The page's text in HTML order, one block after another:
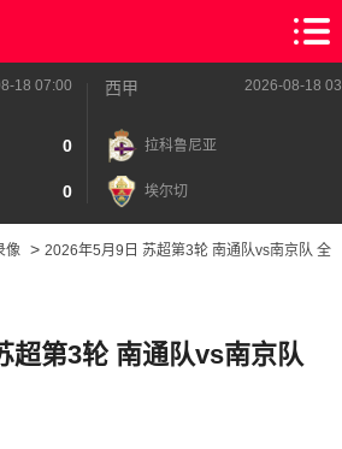
18 07:00
0
0
西甲 2026-08-18
拉科鲁尼亚
埃尔切
像 > 2026年5月9日 苏超第3轮 南通队vs南京队 全
超第3轮 南通队vs南京队